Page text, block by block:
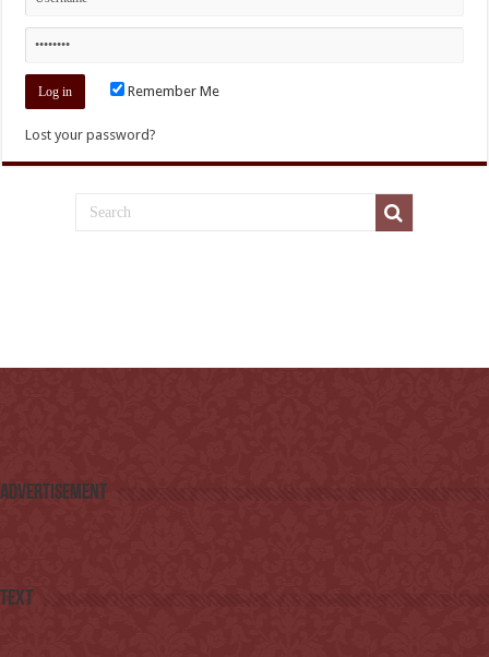
Remember Me
Lost your password?
Advertisement
Text